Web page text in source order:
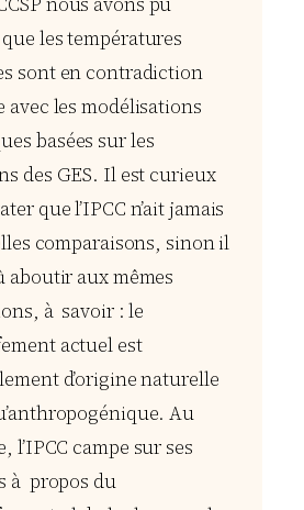
les températures
sont en contradiction
avec les modélisations
basées sur les
des GES. Il est curieux
que l’IPCC n’ait jamais
comparaisons, sinon il
aboutir aux mêmes
à savoir : le
actuel est
d’origine naturelle
Au
l’IPCC campe sur ses
à propos du